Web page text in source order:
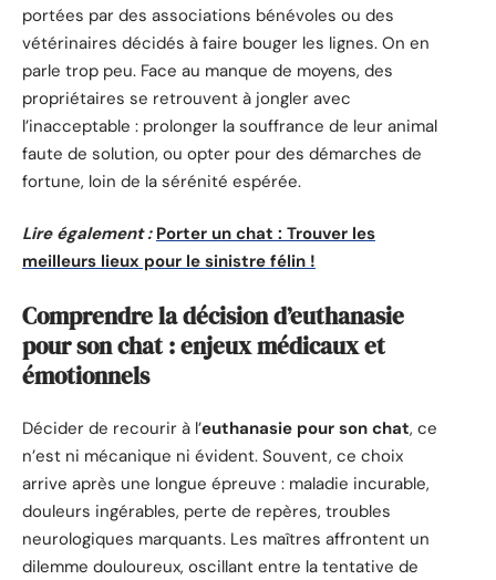
portées par des associations bénévoles ou des
vétérinaires décidés à faire bouger les lignes. On en
parle trop peu. Face au manque de moyens, des
propriétaires se retrouvent à jongler avec
l’inacceptable : prolonger la souffrance de leur animal
faute de solution, ou opter pour des démarches de
fortune, loin de la sérénité espérée.
Lire également : Porter un chat : Trouver les
meilleurs lieux pour le sinistre félin !
Comprendre la décision d’euthanasie
pour son chat : enjeux médicaux et
émotionnels
Décider de recourir à l’euthanasie pour son chat, ce
n’est ni mécanique ni évident. Souvent, ce choix
arrive après une longue épreuve : maladie incurable,
douleurs ingérables, perte de repères, troubles
neurologiques marquants. Les maîtres affrontent un
dilemme douloureux, oscillant entre la tentative de